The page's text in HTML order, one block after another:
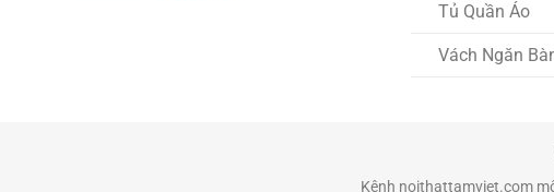
Tủ Quần Áo
Vách Ngăn
Kênh noithattamviet.com